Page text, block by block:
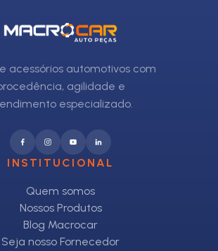
acessórios automotivos com
agilidade e
especializado.
INSTITUCIONAL
Quem somos
Nossos Produtos
Blog Macrocar
Seja nosso Fornecedor